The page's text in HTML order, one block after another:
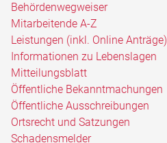
Behördenwegweiser
Mitarbeitende A-Z
Leistungen (inkl. Online Anträge)
Informationen zu Lebenslagen
Mitteilungsblatt
Öffentliche Bekanntmachungen
Öffentliche Ausschreibungen
Ortsrecht und Satzungen
Schadensmelder